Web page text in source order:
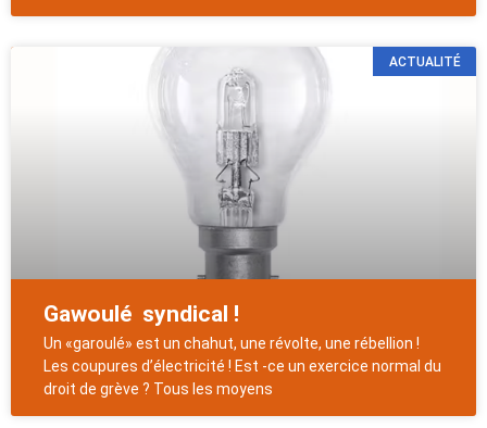
ACTUALITÉ
Gawoulé syndical !
Un «garoulé» est un chahut, une révolte, une rébellion !
Les coupures d’électricité ! Est -ce un exercice normal du
droit de grève ? Tous les moyens